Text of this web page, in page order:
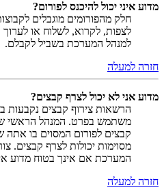
מדוע איני יכול להיכנס לפורום?
חלק מהפורומים מוגבלים
לצפות, לקרוא, לשלוח או
למנהל המערכת בשביל לקבלם.
חזרה למעלה
מדוע אני לא יכול לצרף קבצים?
הרשאות צירוף קבצים נקבעות
משתמש בפרט. המנהל הראשי
קבצים לפורום המסוים בו אתה
מסוימות יכולות לצרף קבצים.
המערכת אם אינך בטוח מדוע
חזרה למעלה